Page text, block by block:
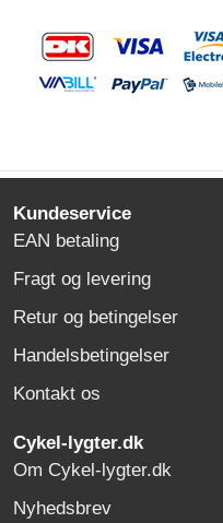
Kundeservice
EAN betaling
Fragt og levering
Retur og betingelser
Handelsbetingelser
Kontakt os
Cykel-lygter.dk
Om Cykel-lygter.dk
Nyhedsbrev